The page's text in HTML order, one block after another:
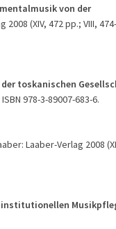
von der
(XIV, 472 pp.; VIII,
toskanischen
978-3-89007-683-6.
Laaber-Verlag 2008
institutionellen